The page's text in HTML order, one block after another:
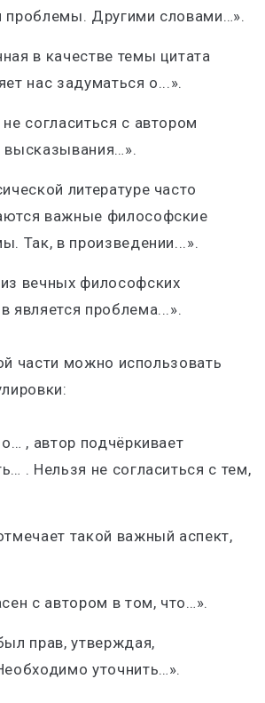
проблемы. Другими словами…».
в качестве темы цитата
нас задуматься о...».
согласиться с автором
высказывания…».
литературе часто
важные философские
Так, в произведении...».
вечных философских
является проблема...».
части можно использовать
, автор подчёркивает
. Нельзя не согласиться с тем,
такой важный аспект,
с автором в том, что…».
прав, утверждая,
уточнить…».